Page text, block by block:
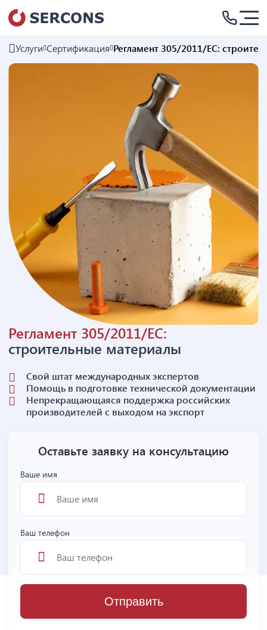
Услуги Сертификация Регламент 305/2011/EC:
Регламент 305/2011/EC:
строительные материалы
Свой штат международных экспертов
Помощь в подготовке технической документации
Непрекращающаяся поддержка российских
производителей с выходом на экспорт
Оставьте заявку на консультацию
Ваше имя
Ваш телефон
Отправить